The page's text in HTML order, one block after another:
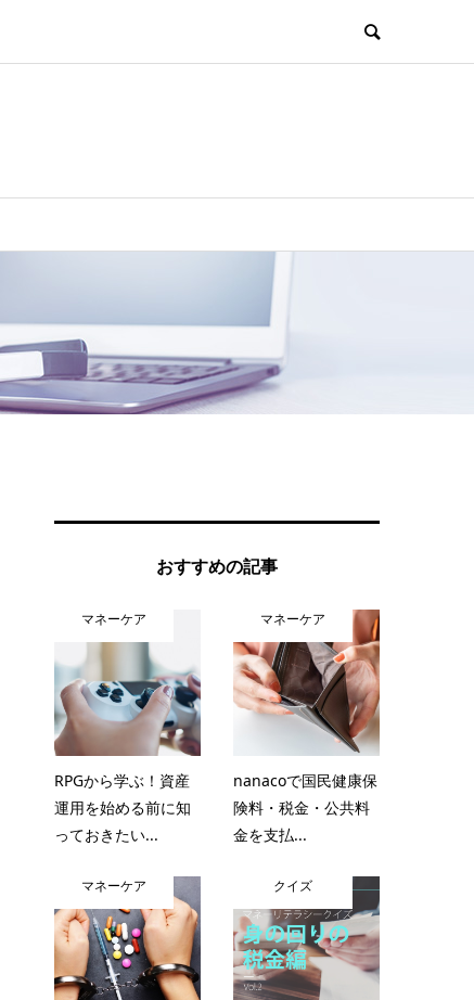
おすすめの記事
マネーケア
RPGから学ぶ！資産
運用を始める前に知
っておきたい...
マネーケア
nanacoで国民健康保
険料・税金・公共料
金を支払...
マネーケア クイズ